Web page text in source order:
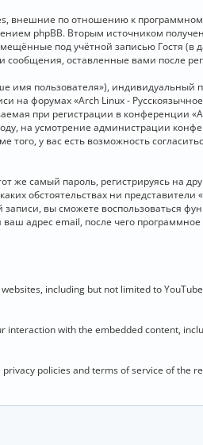
внешние по отношению к
phpBB. Вторым источником
под учётной записью Гостя
сообщения, оставленные вами после
пользователя»), индивидуальный
форумах «Arch Linux -
при регистрации в конференции
на усмотрение администрации
у вас есть возможность
самый пароль, регистрируясь на
обстоятельствах ни
вы сможете воспользоваться
адрес email, после чего
including but not limited to
with the embedded content,
policies and terms of service of the